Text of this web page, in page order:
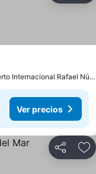
a 1.1 km de: Aeropuerto Internacional Rafael Núñez
Ver precios
Compartir